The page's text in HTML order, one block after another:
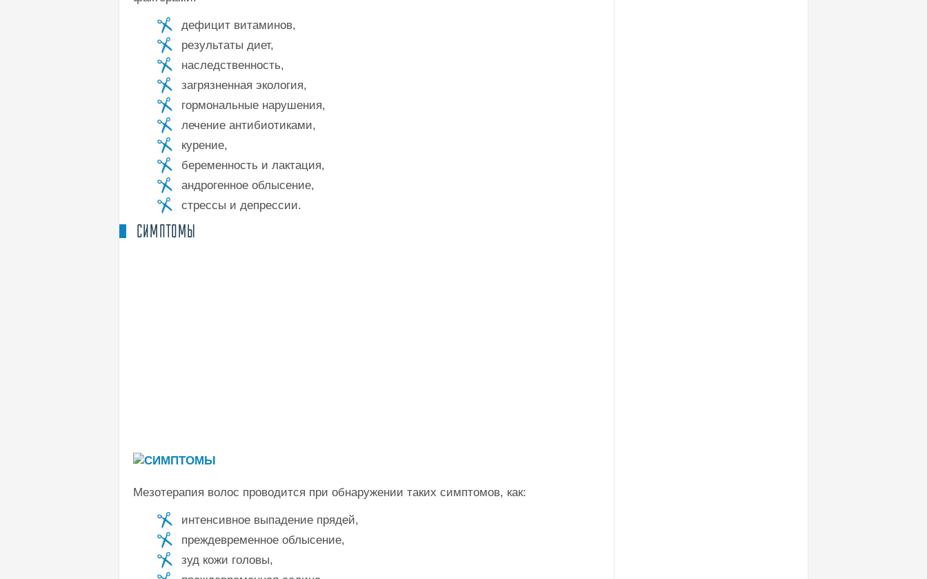
дефицит витаминов,
результаты диет,
наследственность,
загрязненная экология,
гормональные нарушения,
лечение антибиотиками,
курение,
беременность и лактация,
андрогенное облысение,
стрессы и депрессии.
СИМПТОМЫ
Мезотерапия волос проводится при обнаружении таких симптомов, как:
интенсивное выпадение прядей,
преждевременное облысение,
зуд кожи головы,